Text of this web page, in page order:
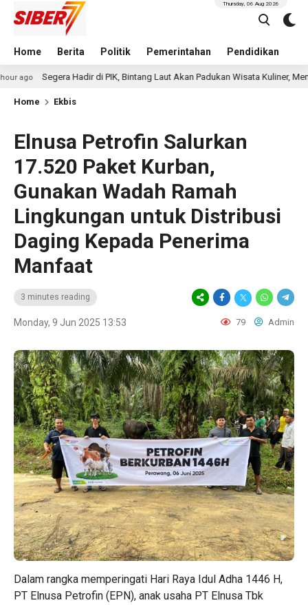
Home Berita Politik Pemerintahan Pendidikan
Thursday, 06 Aug 2026
Hadir di PIK, Bintang Laut Akan Padukan Wisata Kuliner, Memancing,
Home Ekbis
Elnusa Petrofin Salurkan
17.520 Paket Kurban,
Gunakan Wadah Ramah
Lingkungan untuk Distribusi
Daging Kepada Penerima
Manfaat
3 minutes reading
Monday, 9 Jun 2025 13:53 79 Admin
Dalam rangka memperingati Hari Raya Idul Adha 1446 H,
PT Elnusa Petrofin (EPN), anak usaha PT Elnusa Tbk